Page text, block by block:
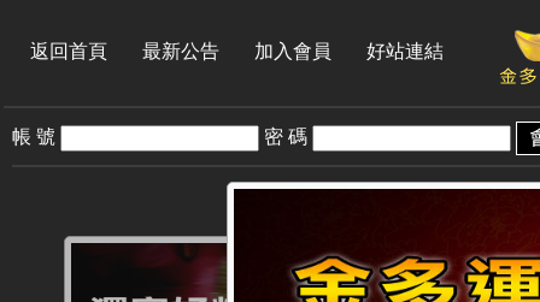
返回首頁 最新公告 加入會員 好站連結
帳 號 密 碼